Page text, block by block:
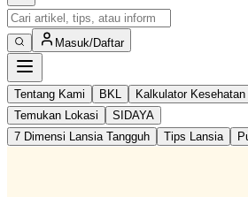
Masuk/Daftar
Tentang Kami BKL Kalkulator Kesehatan
Temukan Lokasi
SIDAYA
7 Dimensi Lansia Tangguh
Tips Lansia